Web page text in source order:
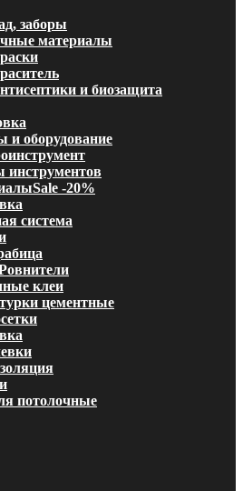
заборы
материалы
и биозащита
и оборудование
инструментов
Sale -20%
система
клеи
цементные
потолочные